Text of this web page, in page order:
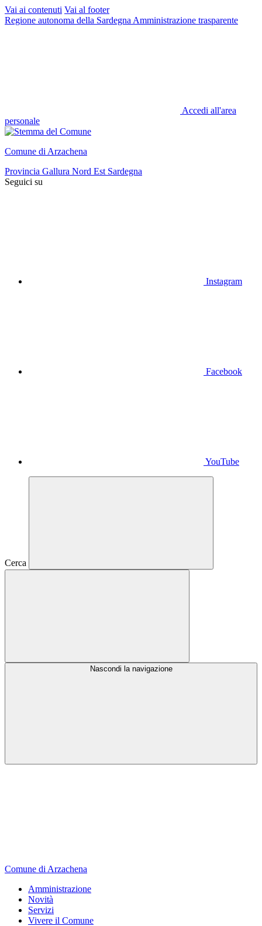
Vai ai contenuti Vai al footer
Regione autonoma della Sardegna Amministrazione trasparente
Accedi all'area
personale
Comune di Arzachena
Provincia Gallura Nord Est Sardegna
Seguici su
Instagram
Facebook
YouTube
Cerca
Nascondi la navigazione
Comune di Arzachena
Amministrazione
Novità
Servizi
Vivere il Comune